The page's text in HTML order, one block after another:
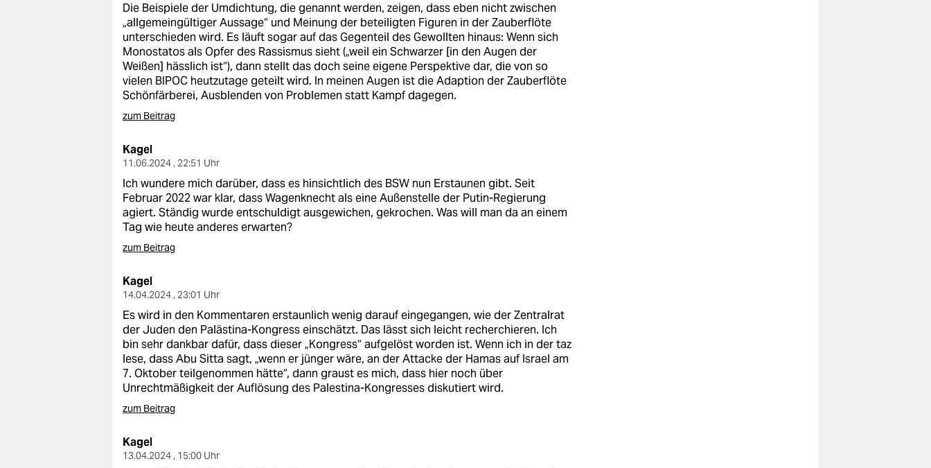
fragen & hilfe
unterstützen
abo
genossenschaft
epaper login
Die Beispiele der Umdichtung, die genannt werden, zeigen, dass eben nicht zwischen
„allgemeingültiger Aussage“ und Meinung der beteiligten Figuren in der Zauberflöte
unterschieden wird. Es läuft sogar auf das Gegenteil des Gewollten hinaus: Wenn sich
Monostatos als Opfer des Rassismus sieht („weil ein Schwarzer [in den Augen der
Weißen] hässlich ist“), dann stellt das doch seine eigene Perspektive dar, die von so
vielen BIPOC heutzutage geteilt wird. In meinen Augen ist die Adaption der Zauberflöte
Schönfärberei, Ausblenden von Problemen statt Kampf dagegen.
zum Beitrag
Kagel
11.06.2024 , 22:51 Uhr
Ich wundere mich darüber, dass es hinsichtlich des BSW nun Erstaunen gibt. Seit
Februar 2022 war klar, dass Wagenknecht als eine Außenstelle der Putin-Regierung
agiert. Ständig wurde entschuldigt ausgewichen, gekrochen. Was will man da an einem
Tag wie heute anderes erwarten?
zum Beitrag
Kagel
14.04.2024 , 23:01 Uhr
Es wird in den Kommentaren erstaunlich wenig darauf eingegangen, wie der Zentralrat
der Juden den Palästina-Kongress einschätzt. Das lässt sich leicht recherchieren. Ich
bin sehr dankbar dafür, dass dieser „Kongress“ aufgelöst worden ist. Wenn ich in der taz
lese, dass Abu Sitta sagt, „wenn er jünger wäre, an der Attacke der Hamas auf Israel am
7. Oktober teilgenommen hätte“, dann graust es mich, dass hier noch über
Unrechtmäßigkeit der Auflösung des Palestina-Kongresses diskutiert wird.
zum Beitrag
Kagel
13.04.2024 , 15:00 Uhr